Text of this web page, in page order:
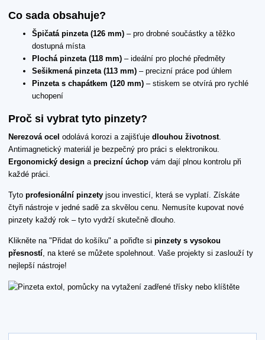
Co sada obsahuje?
Špičatá pinzeta (126 mm) – pro drobné součástky a těžko
dostupná místa
Plochá pinzeta (118 mm) – ideální pro ploché předměty
Sešikmená pinzeta (113 mm) – precizní práce pod úhlem
Pinzeta s chapátkem (120 mm) – stiskem se otvírá pro rychlé
uchopení
Proč si vybrat tyto pinzety?
Nerezová ocel odolává korozi a zajišťuje dlouhou životnost.
Antimagnetický materiál je bezpečný pro práci s elektronikou.
Ergonomický design a precizní úchop vám dají plnou kontrolu při
každé práci.
Tyto profesionální pinzety jsou investicí, která se vyplatí. Získáte
čtyři nástroje v jedné sadě za skvělou cenu. Nemusíte kupovat nové
pinzety každý rok – tyto vydrží skutečně dlouho.
Klikněte na "Přidat do košíku" a pořiďte si pinzety s vysokou
přesností , na které se můžete spolehnout. Vaše projekty si zaslouží ty
nejlepší nástroje!